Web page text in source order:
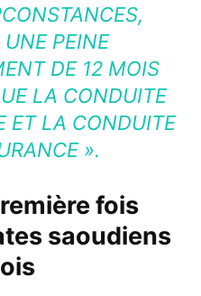
PEINE
DE 12 MOIS
LA CONDUITE
ET LA CONDUITE
».
fois
saoudiens